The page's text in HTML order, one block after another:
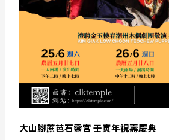
大山腳蔗芭石靈宮 壬寅年祝壽慶典